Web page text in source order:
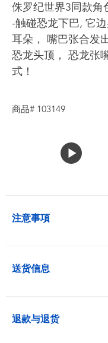
玩具促销
玩具清货
侏罗纪世界3同款角
-触碰恐龙下巴, 它
耳朵， 嘴巴张合发
恐龙头顶， 恐龙张
式！
商品# 103149
注意事項
送货信息
退款与退货